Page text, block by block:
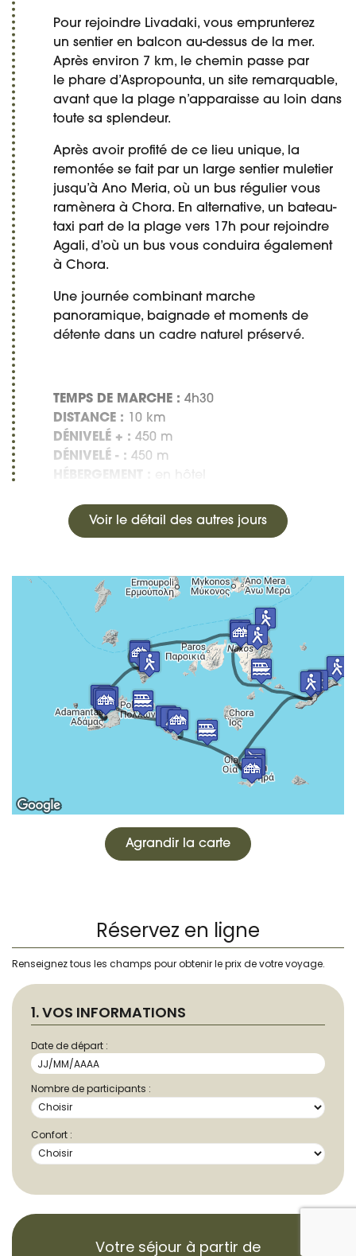
Pour rejoindre Livadaki, vous emprunterez
un sentier en balcon au-dessus de la mer.
Après environ 7 km, le chemin passe par
le phare d’Aspropounta, un site remarquable,
avant que la plage n’apparaisse au loin dans
toute sa splendeur.
Après avoir profité de ce lieu unique, la
remontée se fait par un large sentier muletier
jusqu’à Ano Meria, où un bus régulier vous
ramènera à Chora. En alternative, un bateau-
taxi part de la plage vers 17h pour rejoindre
Agali, d’où un bus vous conduira également
à Chora.
Une journée combinant marche
panoramique, baignade et moments de
détente dans un cadre naturel préservé.
TEMPS DE MARCHE : 4h30
DISTANCE : 10 km
DÉNIVELÉ + : 450 m
DÉNIVELÉ - : 450 m
Voir le détail des autres jours
Agrandir la carte